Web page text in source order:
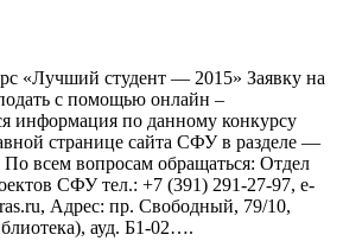
«Лучший студент — 2015» Заявку на
с помощью онлайн –
информация по данному конкурсу
странице сайта СФУ в разделе —
всем вопросам обращаться: Отдел
СФУ тел.: +7 (391) 291-27-97, e-
Адрес: пр. Свободный, 79/10,
ауд. Б1-02….